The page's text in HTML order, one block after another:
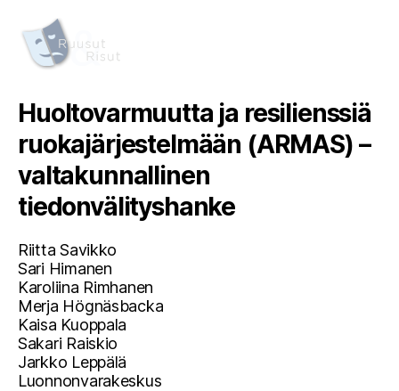
Huoltovarmuutta ja resilienssiä
ruokajärjestelmään (ARMAS) –
valtakunnallinen
tiedonvälityshanke
Riitta Savikko
Sari Himanen
Karoliina Rimhanen
Merja Högnäsbacka
Kaisa Kuoppala
Sakari Raiskio
Jarkko Leppälä
Luonnonvarakeskus